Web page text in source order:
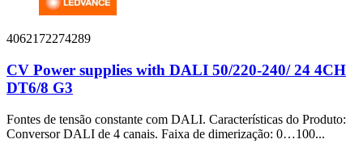
4062172274289
CV Power supplies with DALI 50/220-240/ 24 4CH
DT6/8 G3
Fontes de tensão constante com DALI. Características do Produto:
Conversor DALI de 4 canais. Faixa de dimerização: 0…100...